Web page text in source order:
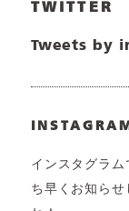
TWITTER
Tweets by
INSTAGRAM
インスタグラ
ち早くお知ら